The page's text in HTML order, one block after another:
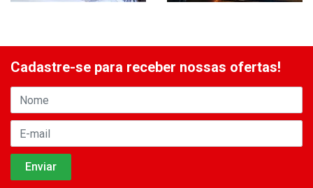
Cadastre-se para receber nossas ofertas!